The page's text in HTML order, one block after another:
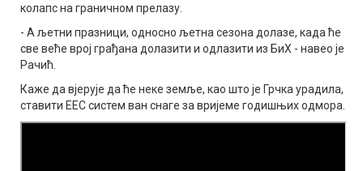
колапс на граничном прелазу.
- А љетни празници, односно љетна сезона долазе, када ће
све веће врој грађана долазити и одлазити из БиХ - навео је
Рачић.
Каже да вјерује да ће неке земље, као што је Грчка урадила,
ставити ЕЕС систем ван снаге за вријеме годишњих одмора.